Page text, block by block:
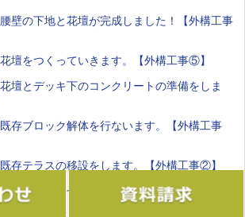
壁の下地と花壇が完成しました！【外構工事
壇をつくっていきます。【外構工事⑤】
壇とデッキ下のコンクリートの準備をしま
存ブロック解体を行ないます。【外構工事
存テラスの移設をします。【外構工事②】
着工のお知らせです。【外構工事①】